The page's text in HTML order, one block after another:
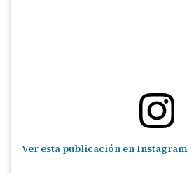
Ver esta publicación en Instagram